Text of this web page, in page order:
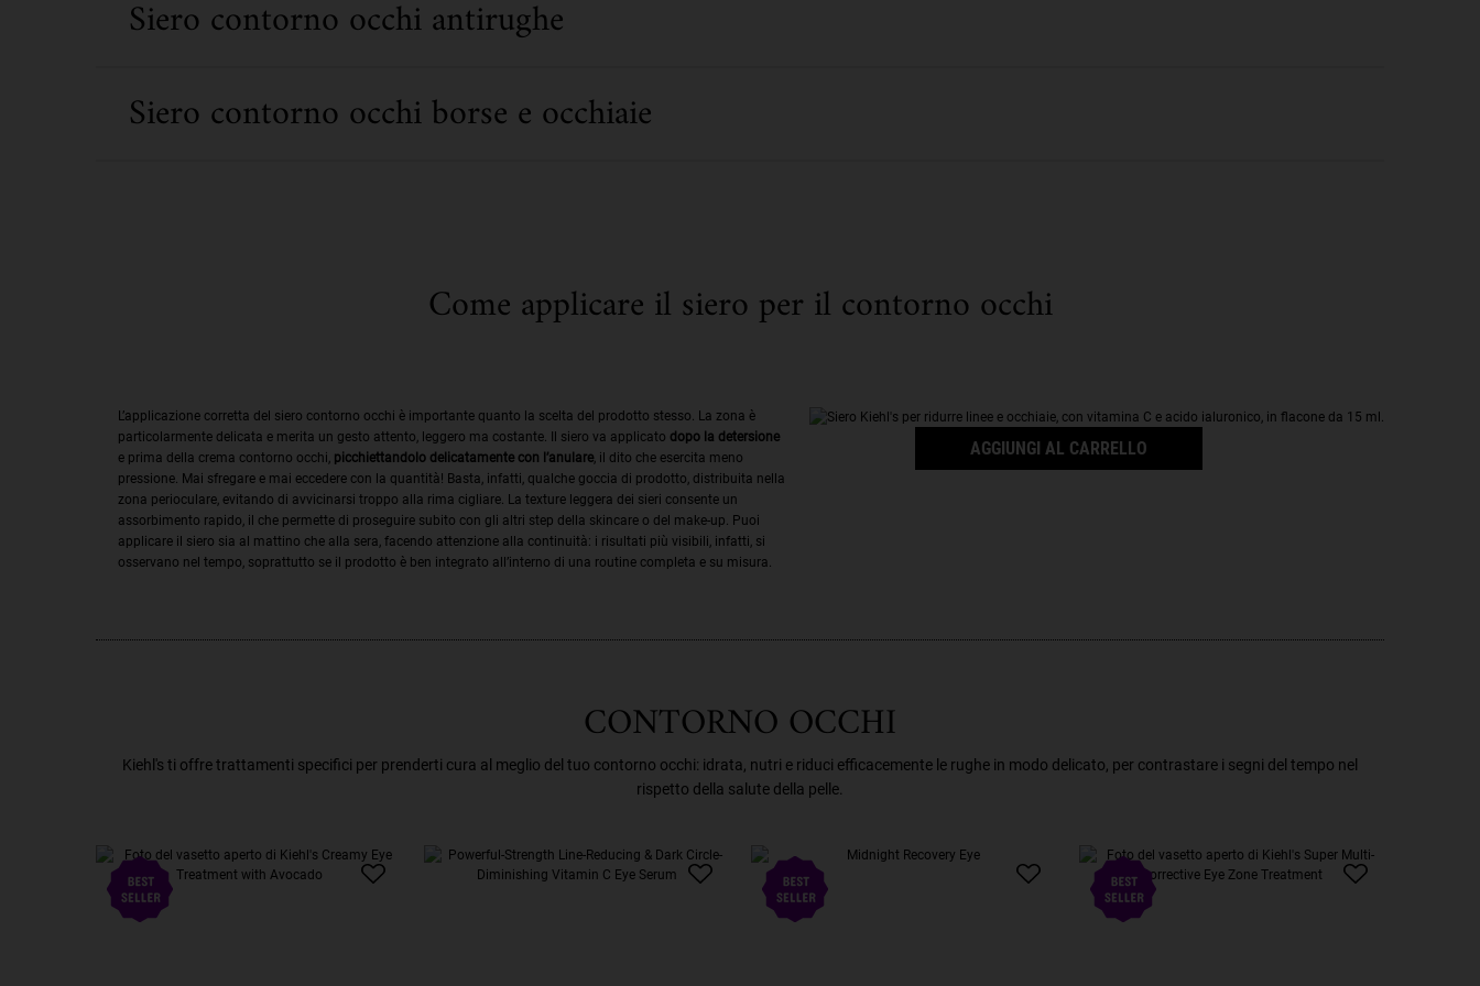
Siero contorno occhi antirughe
Siero contorno occhi borse e occhiaie
Come applicare il siero per il contorno occhi
AGGIUNGI AL CARRELLO
L’applicazione corretta del siero contorno occhi è importante quanto la scelta del prodotto stesso. La zona è
particolarmente delicata e merita un gesto attento, leggero ma costante. Il siero va applicato dopo la detersione
e prima della crema contorno occhi, picchiettandolo delicatamente con l’anulare, il dito che esercita meno
pressione. Mai sfregare e mai eccedere con la quantità! Basta, infatti, qualche goccia di prodotto, distribuita nella
zona perioculare, evitando di avvicinarsi troppo alla rima cigliare. La texture leggera dei sieri consente un
assorbimento rapido, il che permette di proseguire subito con gli altri step della skincare o del make-up. Puoi
applicare il siero sia al mattino che alla sera, facendo attenzione alla continuità: i risultati più visibili, infatti, si
osservano nel tempo, soprattutto se il prodotto è ben integrato all’interno di una routine completa e su misura.
CONTORNO OCCHI
Kiehl's ti offre trattamenti specifici per prenderti cura al meglio del tuo contorno occhi: idrata, nutri e riduci efficacemente le rughe in modo delicato, per contrastare i segni del tempo nel
rispetto della salute della pelle.